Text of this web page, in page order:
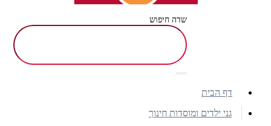
שדה חיפוש
דף הבית
גני ילדים ומוסדות חינוך